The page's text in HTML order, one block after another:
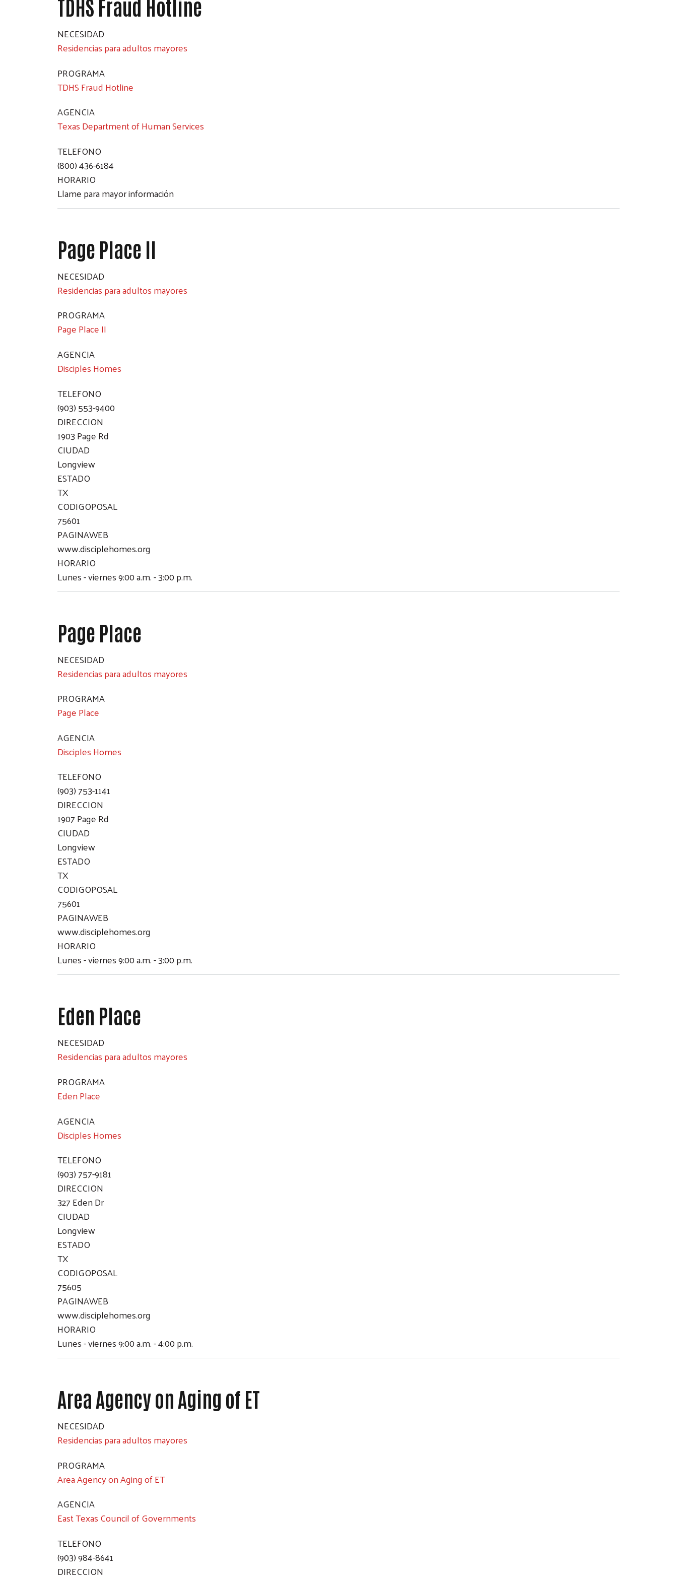
TDHS Fraud Hotline
NECESIDAD
Residencias para adultos mayores
PROGRAMA
TDHS Fraud Hotline
AGENCIA
Texas Department of Human Services
TELEFONO
(800) 436-6184
HORARIO
Llame para mayor información
Page Place II
NECESIDAD
Residencias para adultos mayores
PROGRAMA
Page Place II
AGENCIA
Disciples Homes
TELEFONO
(903) 553-9400
DIRECCION
1903 Page Rd
CIUDAD
Longview
ESTADO
TX
CODIGOPOSAL
75601
PAGINAWEB
www.disciplehomes.org
HORARIO
Lunes - viernes 9:00 a.m. - 3:00 p.m.
Page Place
NECESIDAD
Residencias para adultos mayores
PROGRAMA
Page Place
AGENCIA
Disciples Homes
TELEFONO
(903) 753-1141
DIRECCION
1907 Page Rd
CIUDAD
Longview
ESTADO
TX
CODIGOPOSAL
75601
PAGINAWEB
www.disciplehomes.org
HORARIO
Lunes - viernes 9:00 a.m. - 3:00 p.m.
Eden Place
NECESIDAD
Residencias para adultos mayores
PROGRAMA
Eden Place
AGENCIA
Disciples Homes
TELEFONO
(903) 757-9181
DIRECCION
327 Eden Dr
CIUDAD
Longview
ESTADO
TX
CODIGOPOSAL
75605
PAGINAWEB
www.disciplehomes.org
HORARIO
Lunes - viernes 9:00 a.m. - 4:00 p.m.
Area Agency on Aging of ET
NECESIDAD
Residencias para adultos mayores
PROGRAMA
Area Agency on Aging of ET
AGENCIA
East Texas Council of Governments
TELEFONO
(903) 984-8641
DIRECCION